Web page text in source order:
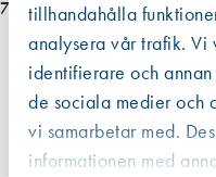
tillhandahålla
analysera vår trafik. Vi
identifierare och
de sociala medier och
vi samarbetar med.
informationen med
79,00 kr